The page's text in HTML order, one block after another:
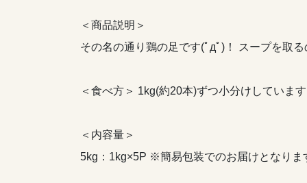
＜商品説明＞
その名の通り鶏の足です(ﾟдﾟ)！ スープを取
＜食べ方＞ 1kg(約20本)ずつ小分けしていま
＜内容量＞
5kg：1kg×5P ※簡易包装でのお届けとなりま